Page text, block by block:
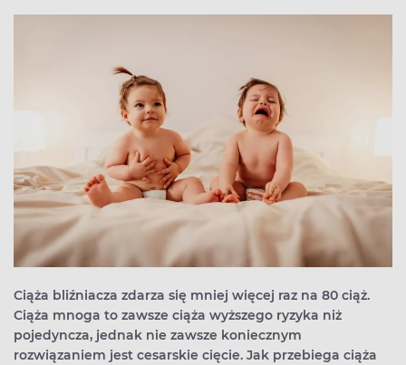
Ciąża bliźniacza zdarza się mniej więcej raz na 80 ciąż.
Ciąża mnoga to zawsze ciąża wyższego ryzyka niż
pojedyncza, jednak nie zawsze koniecznym
rozwiązaniem jest cesarskie cięcie. Jak przebiega ciąża